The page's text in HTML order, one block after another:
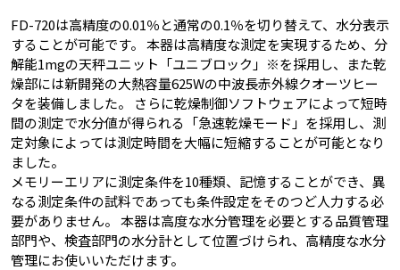
FD-720は高精度の0.01％と通常の0.1％を切り替えて、水分表示
することが可能です。 本器は高精度な測定を実現するため、分
解能1mgの天秤ユニット「ユニブロック」※を採用し、また乾
燥部には新開発の大熱容量625Wの中波長赤外線クオーツヒー
タを装備しました。 さらに乾燥制御ソフトウェアによって短時
間の測定で水分値が得られる「急速乾燥モード」を採用し、測
定対象によっては測定時間を大幅に短縮することが可能となり
ました。
メモリーエリアに測定条件を10種類、記憶することができ、異
なる測定条件の試料であっても条件設定をそのつど人力する必
要がありません。 本器は高度な水分管理を必要とする品質管理
部門や、検査部門の水分計として位置づけられ、高精度な水分
管理にお使いいただけます。